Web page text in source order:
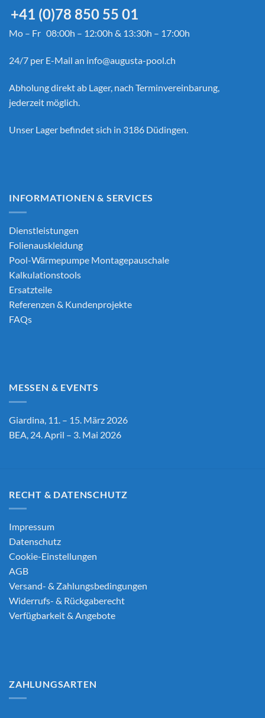
+41 (0)78 850 55 01
Mo – Fr 08:00h – 12:00h & 13:30h – 17:00h
24/7 per E-Mail an info@augusta-pool.ch
Abholung direkt ab Lager, nach Terminvereinbarung,
jederzeit möglich.
Unser Lager befindet sich in 3186 Düdingen.
INFORMATIONEN & SERVICES
Dienstleistungen
Folienauskleidung
Pool-Wärmepumpe Montagepauschale
Kalkulationstools
Ersatzteile
Referenzen & Kundenprojekte
FAQs
MESSEN & EVENTS
Giardina, 11. – 15. März 2026
BEA, 24. April – 3. Mai 2026
RECHT & DATENSCHUTZ
Impressum
Datenschutz
Cookie-Einstellungen
AGB
Versand- & Zahlungsbedingungen
Widerrufs- & Rückgaberecht
Verfügbarkeit & Angebote
ZAHLUNGSARTEN